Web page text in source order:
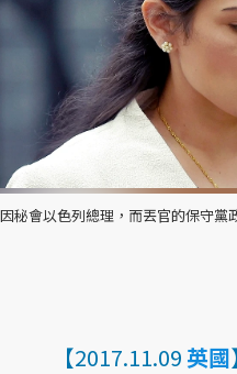
因秘會以色列總理，而丟官的保守黨
【2017.11.09 英國】